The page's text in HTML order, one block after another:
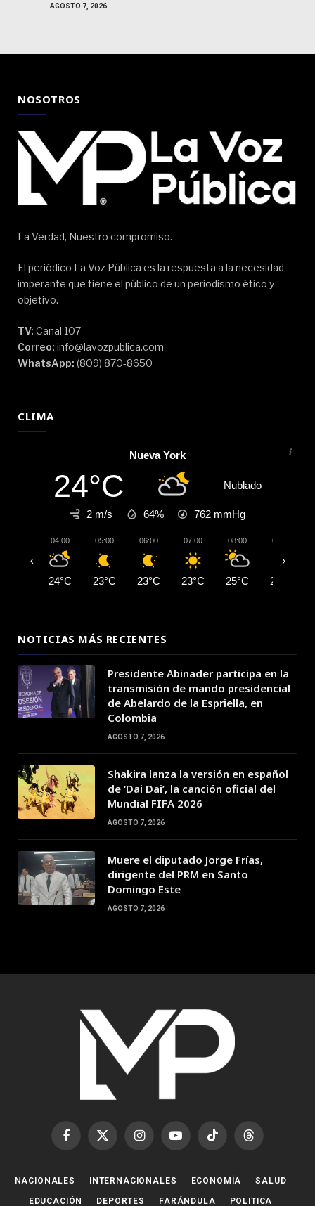
AGOSTO 7, 2026
NOSOTROS
La Verdad, Nuestro compromiso.
El periódico La Voz Pública es la respuesta a la necesidad
imperante que tiene el público de un periodismo ético y
objetivo.
TV: Canal 107
Correo: info@lavozpublica.com
WhatsApp: (809) 870-8650
CLIMA
Nueva York
24°C Nublado
2 m/s 64% 762 mmHg
04:00
24°C
05:00
23°C
06:00
23°C
07:00
23°C
08:00
25°C
09:00
27°C
‹ ›
NOTICIAS MÁS RECIENTES
Presidente Abinader participa en la
transmisión de mando presidencial
de Abelardo de la Espriella, en
Colombia
AGOSTO 7, 2026
Shakira lanza la versión en español
de ‘Dai Dai’, la canción oficial del
Mundial FIFA 2026
AGOSTO 7, 2026
Muere el diputado Jorge Frías,
dirigente del PRM en Santo
Domingo Este
AGOSTO 7, 2026
Facebook
X
InstagramYouTubeTikTok Threads
NACIONALES INTERNACIONALES ECONOMÍA SALUD
EDUCACIÓN DEPORTES FARÁNDULA POLITICA